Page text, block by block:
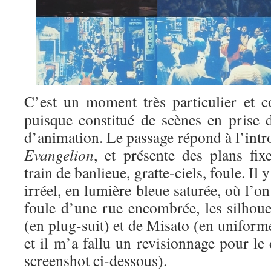
C’est un moment très particulier et
puisque constitué de scènes en prise
d’animation. Le passage répond à
Evangelion, et présente des plans
train de banlieue, gratte-ciels, foule. Il
irréel, en lumière bleue saturée, où
foule d’une rue encombrée, les
(en plug-suit) et de Misato (en
et il m’a fallu un revisionnage pour
screenshot ci-dessous).